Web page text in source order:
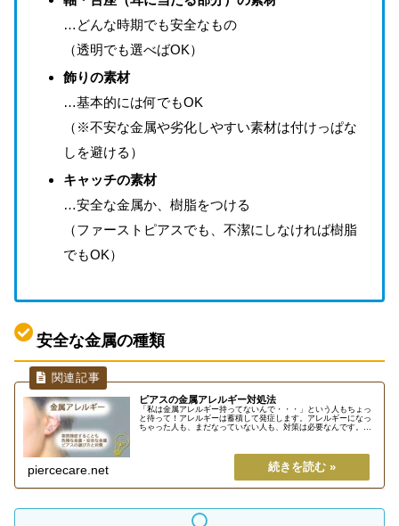
…どんな時期でも安全なもの
（透明でも選べばOK）
飾りの素材
…基本的には何でもOK
（※不安な金属や劣化しやすい素材は付けっぱな
しを避ける）
キャッチの素材
…安全な金属か、樹脂をつける
（ファーストピアスでも、不潔にしなければ樹脂
でもOK）
安全な金属の種類
ピアスの金属アレルギー対処法
「私は金属アレルギー持ってないんで・・・」という人もちょっ
と待って！アレルギーは蓄積して発症します。アレルギーになっ
ちゃった人も、まだなっていない人も、対策は必要なんです。
piercecare.net